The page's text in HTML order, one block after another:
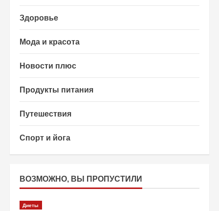
Здоровье
Мода и красота
Новости плюс
Продукты питания
Путешествия
Спорт и йога
ВОЗМОЖНО, ВЫ ПРОПУСТИЛИ
Диеты